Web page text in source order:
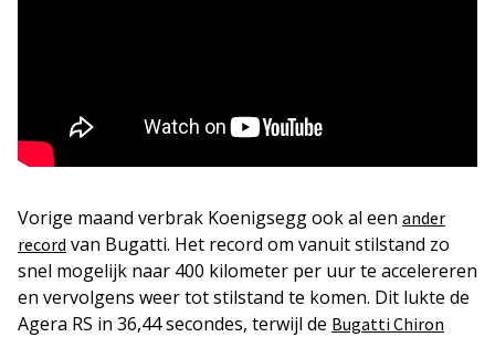
Vorige maand verbrak Koenigsegg ook al een ander
record van Bugatti. Het record om vanuit stilstand zo
snel mogelijk naar 400 kilometer per uur te accelereren
en vervolgens weer tot stilstand te komen. Dit lukte de
Agera RS in 36,44 secondes, terwijl de Bugatti Chiron